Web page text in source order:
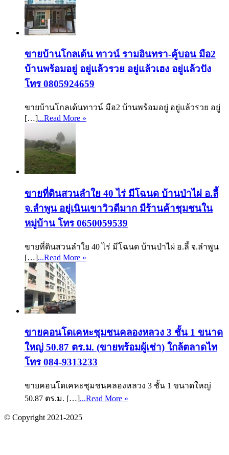
ขายบ้านโกลเด้น ทาวน์ รามอินทรา-คู้บอน มือ2
บ้านพร้อมอยู่ อยู่แล้วรวย อยู่แล้วเฮง อยู่แล้วปัง
โทร 0805924659
ขายบ้านโกลเด้นทาวน์ มือ2 บ้านพร้อมอยู่ อยู่แล้วรวย อยู่
[…]...Read More »
ขายที่ดินสวนลำใย 40 ไร่ มีโฉนด บ้านป่าไผ่ อ.ลี้
จ.ลำพูน อยู่เนินเขาวิวดีมาก มีร้านค้าชุมชนใน
หมู่บ้าน โทร 0650059539
ขายที่ดินสวนลำใย 40 ไร่ มีโฉนด บ้านป่าไผ่ อ.ลี้ จ.ลำพูน
[…]...Read More »
ขายคอนโดเคหะชุมชนคลองหลวง 3 ชั้น 1 ขนาด
ใหญ่ 50.87 ตร.ม. (ขายพร้อมผู้เช่า) ใกล้ตลาดไท
โทร 084-9313233
ขายคอนโดเคหะชุมชนคลองหลวง 3 ชั้น 1 ขนาดใหญ่
50.87 ตร.ม. […]...Read More »
© Copyright 2021-2025